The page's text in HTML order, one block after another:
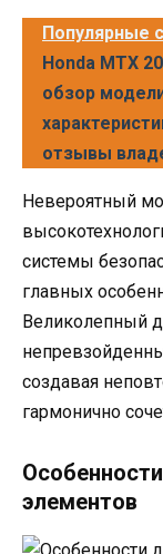
Популярные
Honda MTX
обзор
отзывы
Невероятный
системы
главных
Великолепный
создавая
гармонично
элементов